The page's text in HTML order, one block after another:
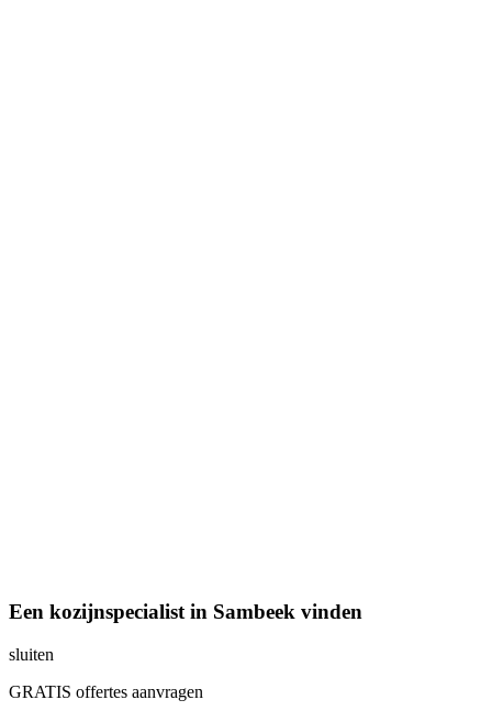
Een kozijnspecialist in Sambeek vinden
sluiten
GRATIS offertes aanvragen